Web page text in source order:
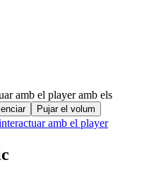
amb el player amb els
Pujar el volum
amb el player